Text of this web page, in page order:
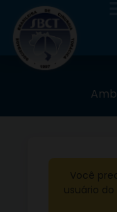
Você
usuário